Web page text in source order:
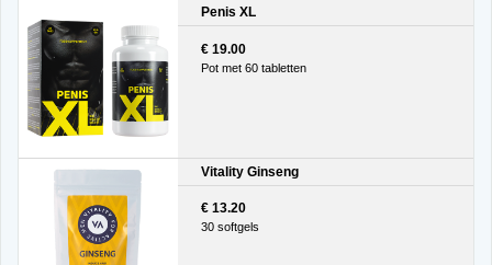
Penis XL
€ 19.00
Pot met 60 tabletten
Vitality Ginseng
€ 13.20
30 softgels